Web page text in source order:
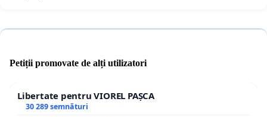
Petiții promovate de alți utilizatori
Libertate pentru VIOREL PAȘCA
30 289 semnături